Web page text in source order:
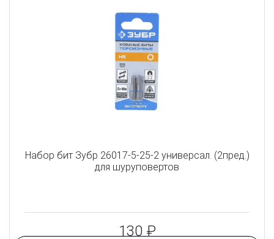
Набор бит Зубр 26017-5-25-2 универсал. (2пред.)
для шуруповертов
130 ₽